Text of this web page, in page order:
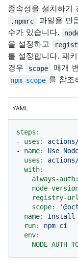
종속성을 설치하기
.npmrc
파일을 만
수가 있습니다.
을 설정하고
를 설정합니다. 패
경우
scope 매개
npm-scope 를 참조
YAML
steps:
-
uses:
actions/
-
name: Use
uses:
actions/
with:
always-auth:
node-
registry-
scope:
-
name: Install
run:
npm ci
env: